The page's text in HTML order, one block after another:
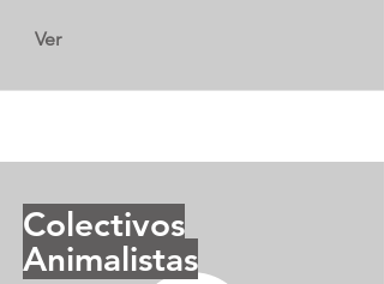
Ver
Colectivos
Animalistas